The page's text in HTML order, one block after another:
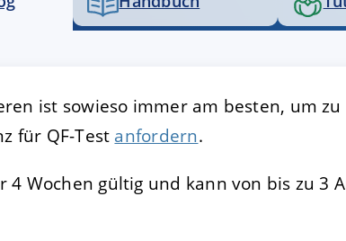
ist sowieso immer am besten, um
für QF-Test anfordern.
4 Wochen gültig und kann von bis zu 3
ABLEHNEN